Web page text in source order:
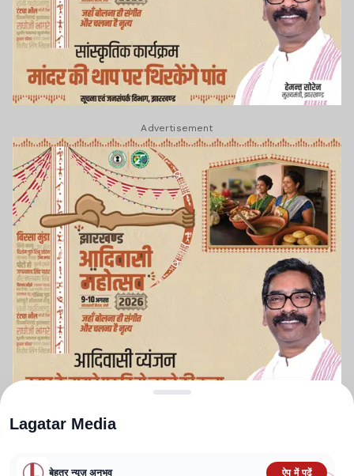
Advertisement
Lagatar Media
बेहतर न्यूज़ अनुभव ऐप में पढ़ें